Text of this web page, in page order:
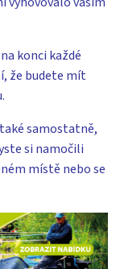
konci každé
že budete mít
samostatně,
si namočili
místě nebo se